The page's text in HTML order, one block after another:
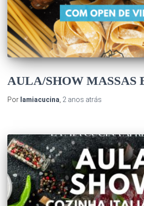
AULA/SHOW MASSAS
Por lamiacucina 2 anos atrás